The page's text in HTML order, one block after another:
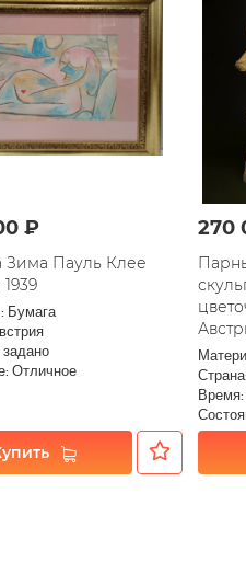
₽
Зима Пауль Клее
Бумага
Отличное
270
Время: